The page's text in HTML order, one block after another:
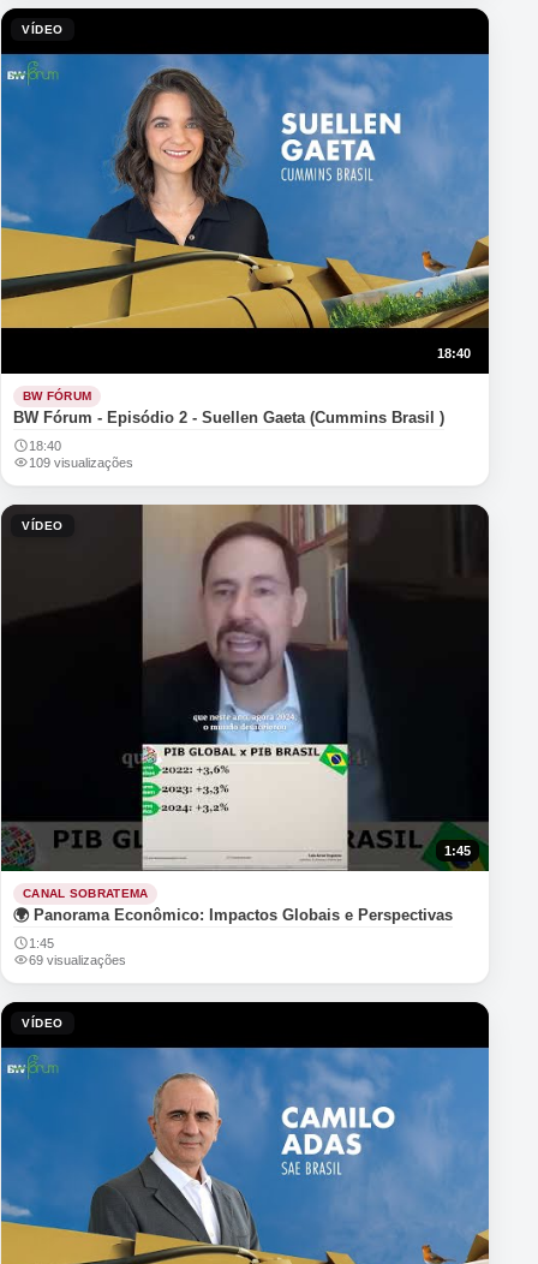
VÍDEO
18:40
BW FÓRUM
BW Fórum - Episódio 2 - Suellen Gaeta (Cummins Brasil )
18:40
109 visualizações
VÍDEO
1:45
CANAL SOBRATEMA
🌍 Panorama Econômico: Impactos Globais e Perspectivas
1:45
69 visualizações
VÍDEO